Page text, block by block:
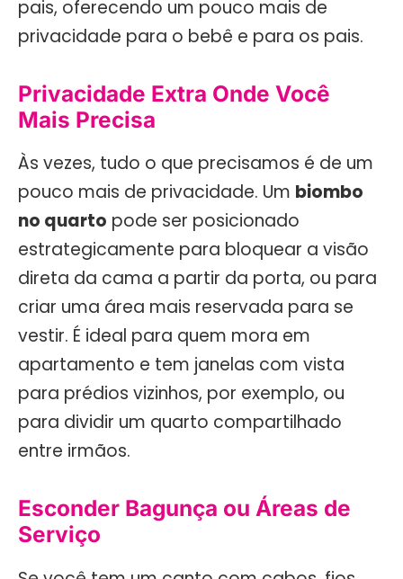
pais, oferecendo um pouco mais de
privacidade para o bebê e para os pais.
Privacidade Extra Onde Você
Mais Precisa
Às vezes, tudo o que precisamos é de um
pouco mais de privacidade. Um biombo
no quarto pode ser posicionado
estrategicamente para bloquear a visão
direta da cama a partir da porta, ou para
criar uma área mais reservada para se
vestir. É ideal para quem mora em
apartamento e tem janelas com vista
para prédios vizinhos, por exemplo, ou
para dividir um quarto compartilhado
entre irmãos.
Esconder Bagunça ou Áreas de
Serviço